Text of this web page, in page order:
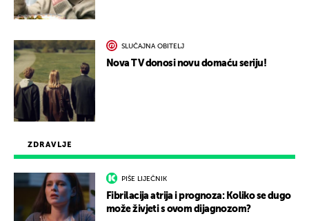
ZDRAVLJE
PIŠE LIJEČNIK
Fibrilacija atrija i prognoza: Koliko se dugo
može živjeti s ovom dijagnozom?
SLUČAJNA OBITELJ
Nova TV donosi novu domaću seriju!